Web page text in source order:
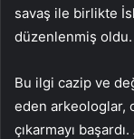
savaş ile birlikte
düzenlenmiş oldu.
Bu ilgi cazip ve
eden arkeologlar,
çıkarmayı